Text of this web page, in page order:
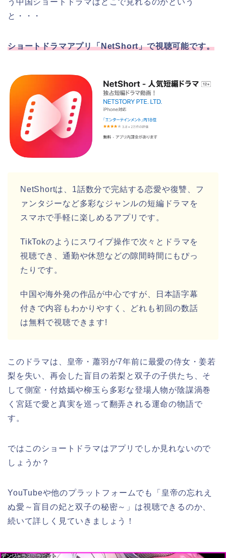
う 中国 ショートドラマはどこで見れるのかという
と・・・
ショートドラマアプリ「NetShort」で視聴可能です。
NetShortは、1話数分で完結する恋愛や復讐、フ
ァンタジーなど多彩なジャンルの短編ドラマを
スマホで手軽に楽しめるアプリです。
TikTokのようにスワイプ操作で次々とドラマを
視聴でき、通勤や休憩などの隙間時間にもぴっ
たりです。
中国や海外発の作品が中心ですが、日本語字幕
付きで内容もわかりやすく、どれも初回の数話
は無料で視聴できます!
このドラマは、皇帝・蕭羽が7年前に最愛の侍女・姜若
梨を失い、再会した盲目の若梨と双子の子供たち、そ
して側室・付娢嫣や柳玉ら多彩な登場人物が陰謀渦巻
く宮廷で愛と真実を巡って翻弄される運命の物語で
す。
ではこのショートドラマはアプリでしか見れないので
しょうか？
YouTubeや他のプラットフォームでも「皇帝の忘れえ
ぬ愛～盲目の妃と双子の秘密～」 は視聴できるのか、
続いて詳しく見ていきましょう！